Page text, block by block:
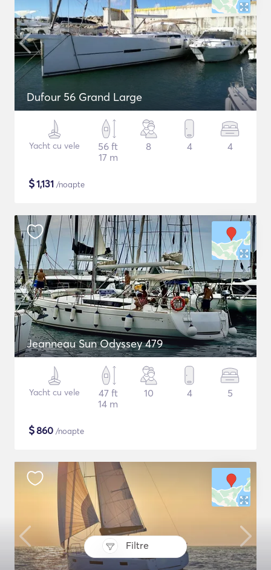
Filtre
Dufour 56 Grand Large
Yacht cu vele
56 ft
17 m
8 4 4
$1,131 /noapte
Jeanneau Sun Odyssey 479
Yacht cu vele
47 ft
14 m
10 4 5
$860 /noapte